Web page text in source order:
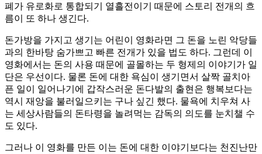
폐가 유로화로 통합되기 열흘전이기 때문에 스토리 전개의 흐
름이 또 하나 생긴다.
돈가방을 가지고 생기는 어린이 영화라면 그 돈을 노린 악당들
과의 한바탕 숨가쁘고 빠른 전개가 있을 법도 하다. 그런데 이
영화에서는 돈의 사용 때문에 골몰하는 두 형제의 이야기가 일
단은 우선이다. 물론 돈에 대한 욕심이 생기면서 살짝 골치아
픈 일이 일어나기에 갑작스러운 돈다발의 출현은 행복보다는
역시 재앙을 불러일으키는 구나 싶긴 했다. 물욕에 치우쳐 사
는 세상사람들의 돈타령을 놀려먹는 감독의 의도를 눈치챌 수
도 있다.
그러나 이 영화를 만든 이는 돈에 대한 이야기보다는 천진난만